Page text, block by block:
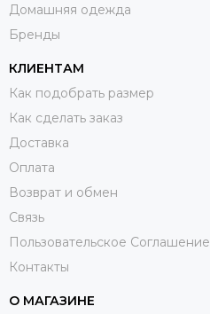
Домашняя одежда
Бренды
КЛИЕНТАМ
Как подобрать размер
Как сделать заказ
Доставка
Оплата
Возврат и обмен
Связь
Пользовательское Соглашение
Контакты
О МАГАЗИНЕ